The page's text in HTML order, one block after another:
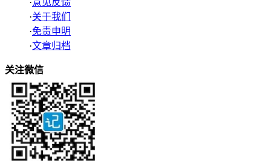
·意见反馈
·关于我们
·免责申明
·文章归档
关注微信